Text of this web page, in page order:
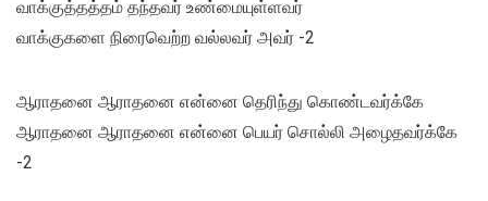
வாக்குத்தத்தம் தந்தவர் உண்மையுள்ளவர்
வாக்குகளை நிரைவெற்ற வல்லவர் அவர் -2
ஆராதனை ஆராதனை என்னை தெரிந்து கொண்டவர்க்கே
ஆராதனை ஆராதனை என்னை பெயர் சொல்லி அழைதவர்க்கே
-2